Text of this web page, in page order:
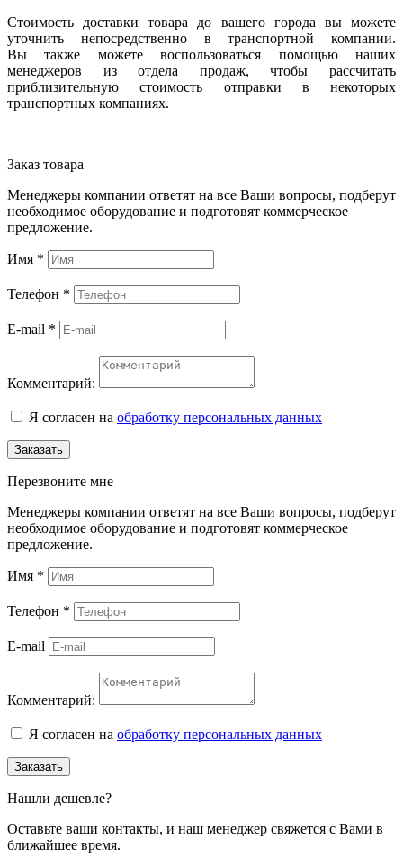
Стоимость доставки товара до вашего города вы можете
уточнить непосредственно в транспортной компании.
Вы также можете воспользоваться помощью наших
менеджеров из отдела продаж, чтобы рассчитать
приблизительную стоимость отправки в некоторых
транспортных компаниях.
Заказ товара
Менеджеры компании ответят на все Ваши вопросы, подберут
необходимое оборудование и подготовят коммерческое
предложение.
Имя *
Телефон *
E-mail *
Комментарий:
Я согласен на обработку персональных данных
Заказать
Перезвоните мне
Менеджеры компании ответят на все Ваши вопросы, подберут
необходимое оборудование и подготовят коммерческое
предложение.
Имя *
Телефон *
E-mail
Комментарий:
Я согласен на обработку персональных данных
Заказать
Нашли дешевле?
Оставьте ваши контакты, и наш менеджер свяжется с Вами в
ближайшее время.